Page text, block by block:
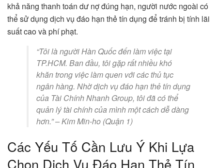
khả năng thanh toán dư nợ đúng hạn, người nước ngoài có
thể sử dụng dịch vụ đáo hạn thẻ tín dụng để tránh bị tính lãi
suất cao và phí phạt.
“Tôi là người Hàn Quốc đến làm việc tại
TP.HCM. Ban đầu, tôi gặp rất nhiều khó
khăn trong việc làm quen với các thủ tục
ngân hàng. Nhờ dịch vụ đáo hạn thẻ tín dụng
của Tài Chính Nhanh Group, tôi đã có thể
quản lý tài chính của mình một cách dễ dàng
hơn.” – Kim Min-ho (Quận 1)
Các Yếu Tố Cần Lưu Ý Khi Lựa
Chọn Dịch Vụ Đáo Hạn Thẻ Tín